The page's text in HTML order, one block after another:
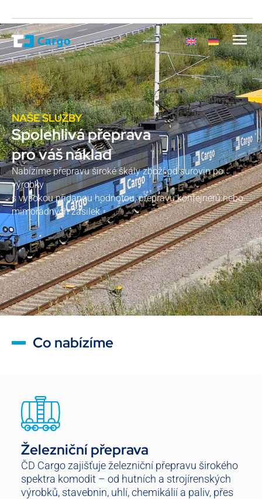
NAŠE SLUŽBY
Spolehlivá přeprava
pro váš náklad
Nabízíme přepravu široké škály zboží od surovin po
výrobky
s vysokou přidanou hodnotou, přepravu kontejnerů nebo
mimořádných zásilek.
Co nabízíme
Železniční přeprava
ČD Cargo zajišťuje železniční přepravu širokého
spektra komodit – od hutních a strojírenských
výrobků, stavebnin, uhlí, chemikálií a paliv, přes